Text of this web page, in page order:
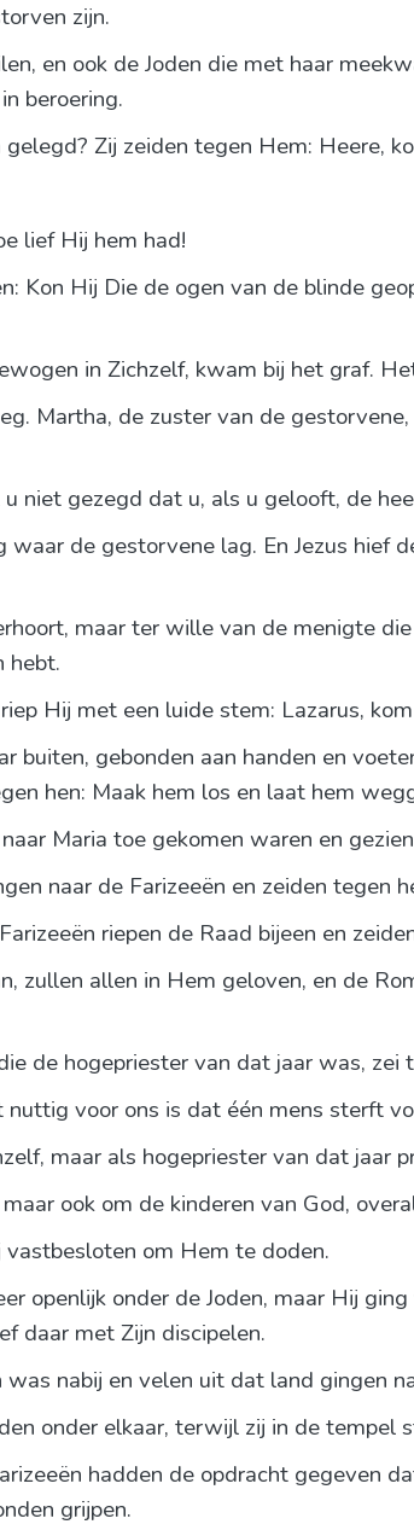
zijn.
en ook de Joden die met haar
beroering.
Zij zeiden tegen Hem: Heere,
lief Hij hem had!
Kon Hij Die de ogen van de blinde
in Zichzelf, kwam bij het graf.
Martha, de zuster van de
niet gezegd dat u, als u gelooft, de
de gestorvene lag. En Jezus hief
maar ter wille van de menigte
hebt.
Hij met een luide stem: Lazarus,
buiten, gebonden aan handen en
hen: Maak hem los en laat hem
Maria toe gekomen waren en
naar de Farizeeën en zeiden tegen
riepen de Raad bijeen en
zullen allen in Hem geloven, en de
de hogepriester van dat jaar was,
voor ons is dat één mens sterft
maar als hogepriester van dat jaar
ook om de kinderen van God,
om Hem te doden.
openlijk onder de Joden, maar Hij
daar met Zijn discipelen.
was nabij en velen uit dat land gingen
onder elkaar, terwijl zij in de
hadden de opdracht gegeven
grijpen.